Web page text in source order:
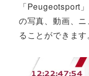
「Peugeotsport
の写真、動画、
ることができます